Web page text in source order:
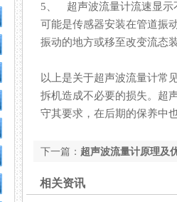
5、 超声波流量计流速显示
可能是传感器安装在管道振动
振动的地方或移至改变流态装
以上是关于超声波流量计常见
拆机造成不必要的损失。
守其要求，在后期的保养中
下一篇： 超声波流量计原理及
相关资讯